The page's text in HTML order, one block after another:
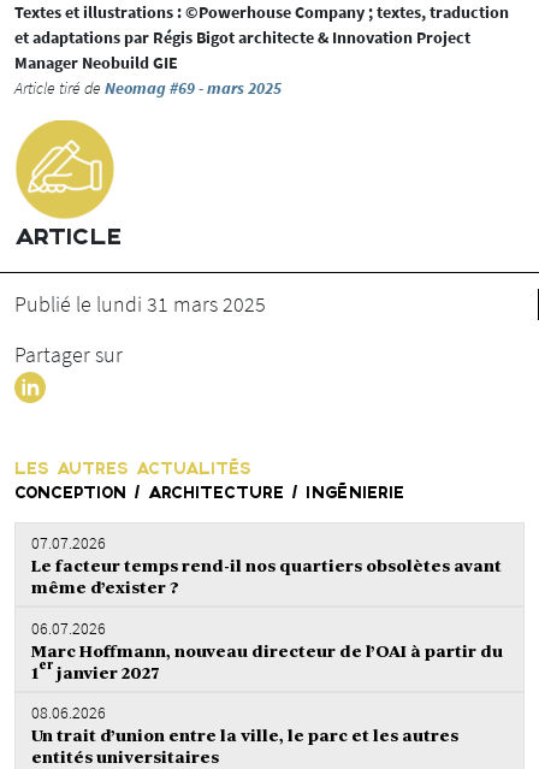
Textes et illustrations : ©Powerhouse Company ; textes, traduction
et adaptations par Régis Bigot architecte & Innovation Project
Manager Neobuild GIE
Article tiré de Neomag #69 - mars 2025
ARTICLE
Publié le lundi 31 mars 2025
Partager sur
LES AUTRES ACTUALITÉS
CONCEPTION / ARCHITECTURE / INGÉNIERIE
07.07.2026
Le facteur temps rend-il nos quartiers obsolètes avant
même d’exister ?
06.07.2026
Marc Hoffmann, nouveau directeur de l’OAI à partir du
1er janvier 2027
08.06.2026
Un trait d’union entre la ville, le parc et les autres
entités universitaires